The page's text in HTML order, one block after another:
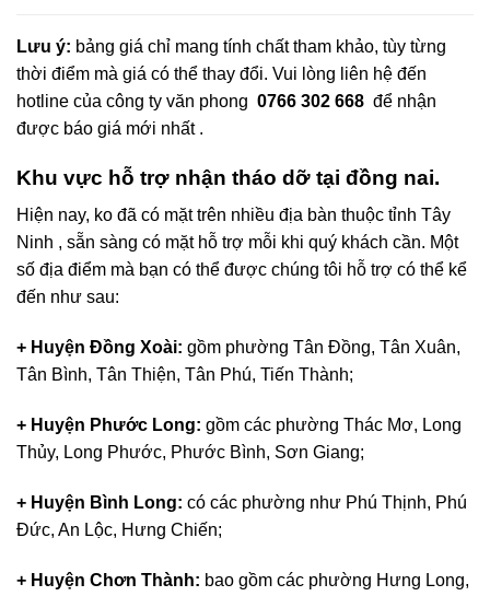
Lưu ý: bảng giá chỉ mang tính chất tham khảo, tùy từng
thời điểm mà giá có thể thay đổi. Vui lòng liên hệ đến
hotline của công ty văn phong 0766 302 668 để nhận
được báo giá mới nhất .
Khu vực hỗ trợ nhận tháo dỡ tại đồng nai.
Hiện nay, ko đã có mặt trên nhiều địa bàn thuộc tỉnh Tây
Ninh , sẵn sàng có mặt hỗ trợ mỗi khi quý khách cần. Một
số địa điểm mà bạn có thể được chúng tôi hỗ trợ có thể kể
đến như sau:
+ Huyện Đồng Xoài: gồm phường Tân Đồng, Tân Xuân,
Tân Bình, Tân Thiện, Tân Phú, Tiến Thành;
+ Huyện Phước Long: gồm các phường Thác Mơ, Long
Thủy, Long Phước, Phước Bình, Sơn Giang;
+ Huyện Bình Long: có các phường như Phú Thịnh, Phú
Đức, An Lộc, Hưng Chiến;
+ Huyện Chơn Thành: bao gồm các phường Hưng Long,